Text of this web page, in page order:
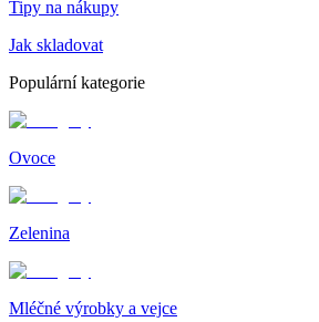
Tipy na nákupy
Jak skladovat
Populární kategorie
Ovoce
Zelenina
Mléčné výrobky a vejce